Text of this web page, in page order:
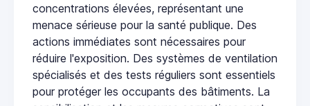
concentrations élevées, représentant une
menace sérieuse pour la santé publique. Des
actions immédiates sont nécessaires pour
réduire l'exposition. Des systèmes de ventilation
spécialisés et des tests réguliers sont essentiels
pour protéger les occupants des bâtiments. La